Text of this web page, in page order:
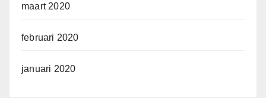
maart 2020
februari 2020
januari 2020